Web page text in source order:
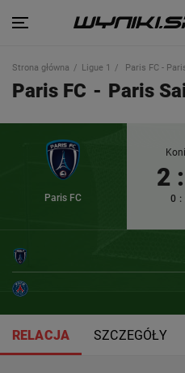
Strona główna Ligue 1 Paris FC -
Paris FC - Paris
Paris FC
2 :
0 :
RELACJA SZCZEGÓŁY